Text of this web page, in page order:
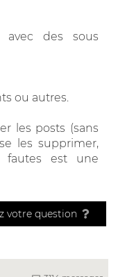
avec des sous
ou autres.
les posts (sans
les supprimer,
fautes est une
votre question